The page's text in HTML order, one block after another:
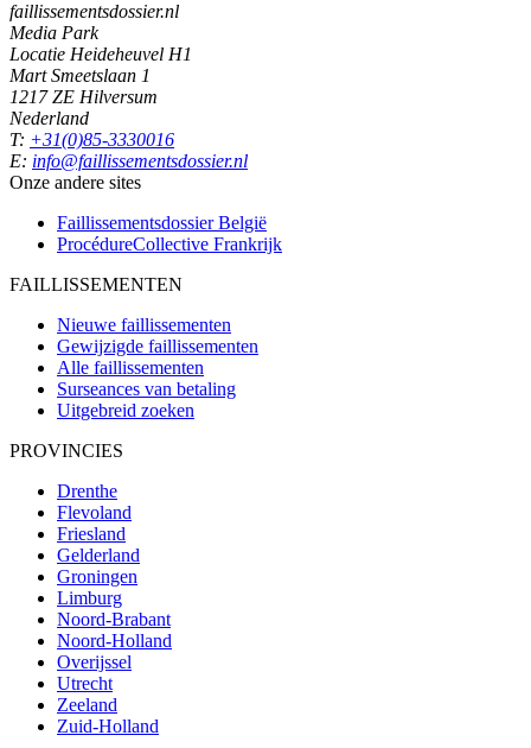
faillissementsdossier.nl
Media Park
Locatie Heideheuvel H1
Mart Smeetslaan 1
1217 ZE Hilversum
Nederland
T: +31(0)85-3330016
E: info@faillissementsdossier.nl
Onze andere sites
Faillissementsdossier België
ProcédureCollective Frankrijk
FAILLISSEMENTEN
Nieuwe faillissementen
Gewijzigde faillissementen
Alle faillissementen
Surseances van betaling
Uitgebreid zoeken
PROVINCIES
Drenthe
Flevoland
Friesland
Gelderland
Groningen
Limburg
Noord-Brabant
Noord-Holland
Overijssel
Utrecht
Zeeland
Zuid-Holland